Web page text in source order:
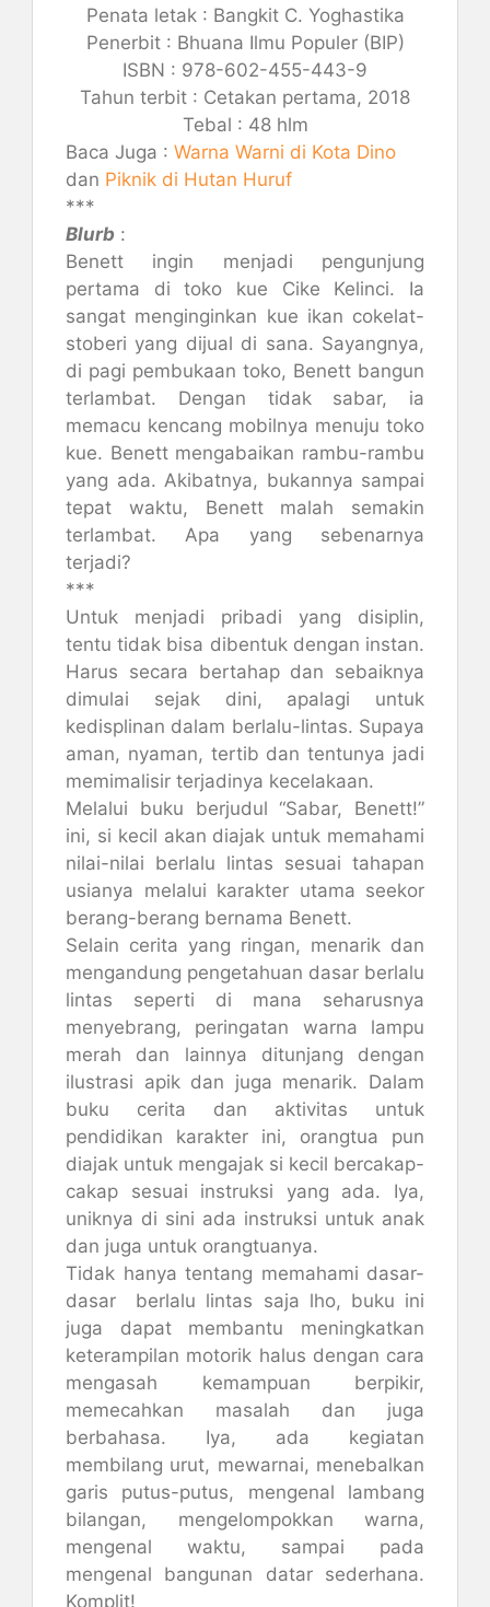
Penata letak : Bangkit C. Yoghastika
Penerbit : Bhuana Ilmu Populer (BIP)
ISBN : 978-602-455-443-9
Tahun terbit : Cetakan pertama, 2018
Tebal : 48 hlm
Baca Juga : Warna Warni di Kota Dino
dan Piknik di Hutan Huruf
***
Blurb :
Benett ingin menjadi pengunjung
pertama di toko kue Cike Kelinci. Ia
sangat menginginkan kue ikan cokelat-
stoberi yang dijual di sana. Sayangnya,
di pagi pembukaan toko, Benett bangun
terlambat. Dengan tidak sabar, ia
memacu kencang mobilnya menuju toko
kue. Benett mengabaikan rambu-rambu
yang ada. Akibatnya, bukannya sampai
tepat waktu, Benett malah semakin
terlambat. Apa yang sebenarnya
terjadi?
***
Untuk menjadi pribadi yang disiplin,
tentu tidak bisa dibentuk dengan instan.
Harus secara bertahap dan sebaiknya
dimulai sejak dini, apalagi untuk
kedisplinan dalam berlalu-lintas. Supaya
aman, nyaman, tertib dan tentunya jadi
memimalisir terjadinya kecelakaan.
Melalui buku berjudul “Sabar, Benett!”
ini, si kecil akan diajak untuk memahami
nilai-nilai berlalu lintas sesuai tahapan
usianya melalui karakter utama seekor
berang-berang bernama Benett.
Selain cerita yang ringan, menarik dan
mengandung pengetahuan dasar berlalu
lintas seperti di mana seharusnya
menyebrang, peringatan warna lampu
merah dan lainnya ditunjang dengan
ilustrasi apik dan juga menarik. Dalam
buku cerita dan aktivitas untuk
pendidikan karakter ini, orangtua pun
diajak untuk mengajak si kecil bercakap-
cakap sesuai instruksi yang ada. Iya,
uniknya di sini ada instruksi untuk anak
dan juga untuk orangtuanya.
Tidak hanya tentang memahami dasar-
dasar berlalu lintas saja lho, buku ini
juga dapat membantu meningkatkan
keterampilan motorik halus dengan cara
mengasah kemampuan berpikir,
memecahkan masalah dan juga
berbahasa. Iya, ada kegiatan
membilang urut, mewarnai, menebalkan
garis putus-putus, mengenal lambang
bilangan, mengelompokkan warna,
mengenal waktu, sampai pada
mengenal bangunan datar sederhana.
Komplit!